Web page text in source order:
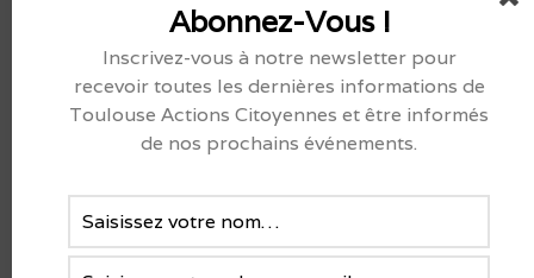
Festival Septembre Citoyen… en octobre !
Dimanche 22 octobre 2023 de 9h30 à
Place de la Charte des Libertés,
quartier de la Cartoucherie, Toulouse.
En plein air, avec repli dans le forum des
Halles de la Cartoucherie en cas de
mauvais temps.
Abonnez-Vous !
Inscrivez-vous à notre newsletter pour
recevoir toutes les dernières informations de
Toulouse Actions Citoyennes et être informés
de nos prochains événements.